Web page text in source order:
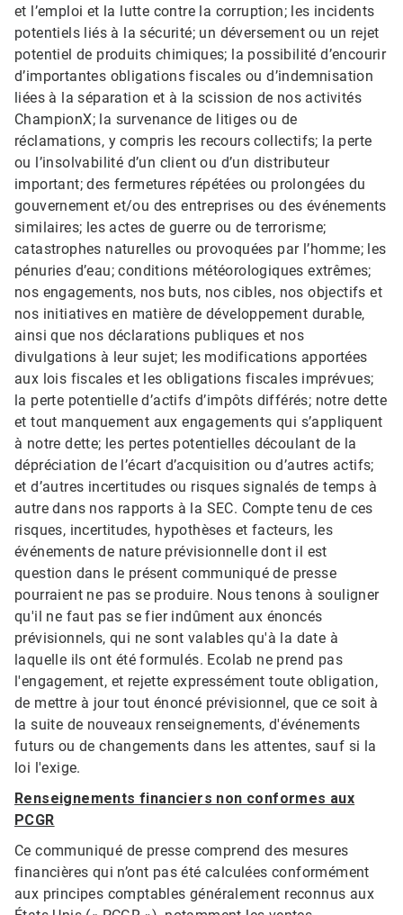
et l’emploi et la lutte contre la corruption; les incidents
potentiels liés à la sécurité; un déversement ou un rejet
potentiel de produits chimiques; la possibilité d’encourir
d’importantes obligations fiscales ou d’indemnisation
liées à la séparation et à la scission de nos activités
ChampionX; la survenance de litiges ou de
réclamations, y compris les recours collectifs; la perte
ou l’insolvabilité d’un client ou d’un distributeur
important; des fermetures répétées ou prolongées du
gouvernement et/ou des entreprises ou des événements
similaires; les actes de guerre ou de terrorisme;
catastrophes naturelles ou provoquées par l’homme; les
pénuries d’eau; conditions météorologiques extrêmes;
nos engagements, nos buts, nos cibles, nos objectifs et
nos initiatives en matière de développement durable,
ainsi que nos déclarations publiques et nos
divulgations à leur sujet; les modifications apportées
aux lois fiscales et les obligations fiscales imprévues;
la perte potentielle d’actifs d’impôts différés; notre dette
et tout manquement aux engagements qui s’appliquent
à notre dette; les pertes potentielles découlant de la
dépréciation de l’écart d’acquisition ou d’autres actifs;
et d’autres incertitudes ou risques signalés de temps à
autre dans nos rapports à la SEC. Compte tenu de ces
risques, incertitudes, hypothèses et facteurs, les
événements de nature prévisionnelle dont il est
question dans le présent communiqué de presse
pourraient ne pas se produire. Nous tenons à souligner
qu'il ne faut pas se fier indûment aux énoncés
prévisionnels, qui ne sont valables qu'à la date à
laquelle ils ont été formulés. Ecolab ne prend pas
l'engagement, et rejette expressément toute obligation,
de mettre à jour tout énoncé prévisionnel, que ce soit à
la suite de nouveaux renseignements, d'événements
futurs ou de changements dans les attentes, sauf si la
loi l'exige.
Renseignements financiers non conformes aux
PCGR​​​​​​​
Ce communiqué de presse comprend des mesures
financières qui n’ont pas été calculées conformément
aux principes comptables généralement reconnus aux